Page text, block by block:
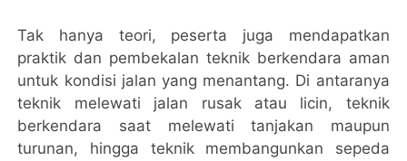
Tak hanya teori, peserta juga mendapatkan
praktik dan pembekalan teknik berkendara aman
untuk kondisi jalan yang menantang. Di antaranya
teknik melewati jalan rusak atau licin, teknik
berkendara saat melewati tanjakan maupun
turunan, hingga teknik membangunkan sepeda